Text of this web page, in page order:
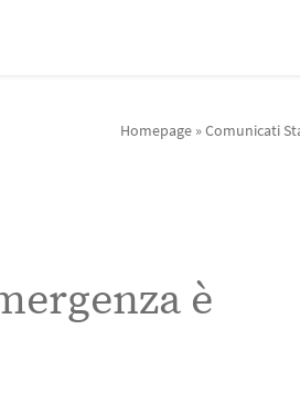
Homepage »Comunicati
è